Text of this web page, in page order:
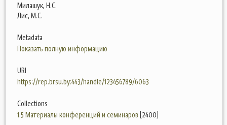
Милашук, Н.С.
Лис, М.С.
Metadata
Показать полную информацию
URI
https://rep.brsu.by:443/handle/123456789/6063
Collections
1.5 Материалы конференций и семинаров [2400]